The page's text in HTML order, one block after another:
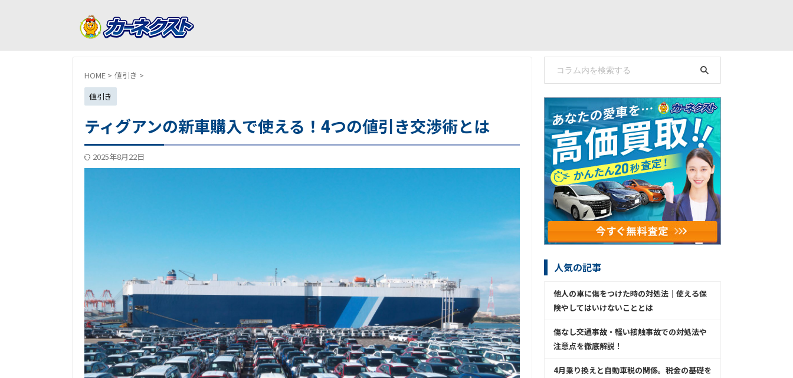
HOME > 値引き >
値引き
ティグアンの新車購入で使える！4つの値引き交渉術とは
2025年8月22日
人気の記事
他人の車に傷をつけた時の対処法│使える保
険やしてはいけないこととは
傷なし交通事故・軽い接触事故での対処法や
注意点を徹底解説！
4月乗り換えと自動車税の関係。税金の基礎を